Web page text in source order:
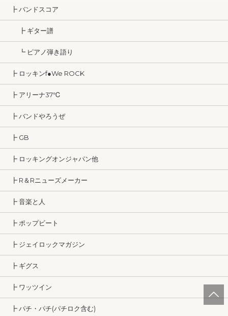
┣ バンドスコア
┣ ギター譜
┗ ピアノ弾き語り
┣ ロッキンf●We ROCK
┣ アリーナ37℃
┣ バンドやろうぜ
┣ GB
┣ ロッキングオンジャパン他
┣ R＆Rニューズメーカー
┣ 音楽と人
┣ ポップビート
┣ ジェイロックマガジン
┣ ギグス
┣ ワッツイン
┣ パチ・パチ(パチロク含む)